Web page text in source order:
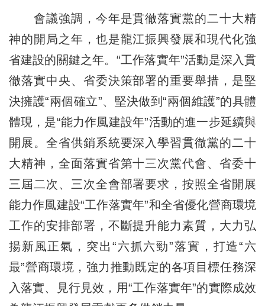
會議強調，今年是貫徹落實黨的二十大精
神的開局之年，也是龍江振興發展和現代化強
省建設的關鍵之年。“工作落實年”活動是深入貫
徹落實中央、省委決策部署的重要舉措，是堅
決擁護“兩個確立”、堅決做到“兩個維護”的具體
體現，是“能力作風建設年”活動的進一步延續與
開展。全省供銷系統要深入學習貫徹黨的二十
大精神，全面落實省第十三次黨代會、省委十
三屆二次、三次全會部署要求，按照全省開展
能力作風建設“工作落實年”和全省優化營商環境
工作的安排部署，不斷提升能力素質，大力弘
揚新風正氣，突出“六抓六勁”落實，打造“六
最”營商環境，強力推動既定的各項目標任務深
入落實、見行見效，用“工作落實年”的實際成效